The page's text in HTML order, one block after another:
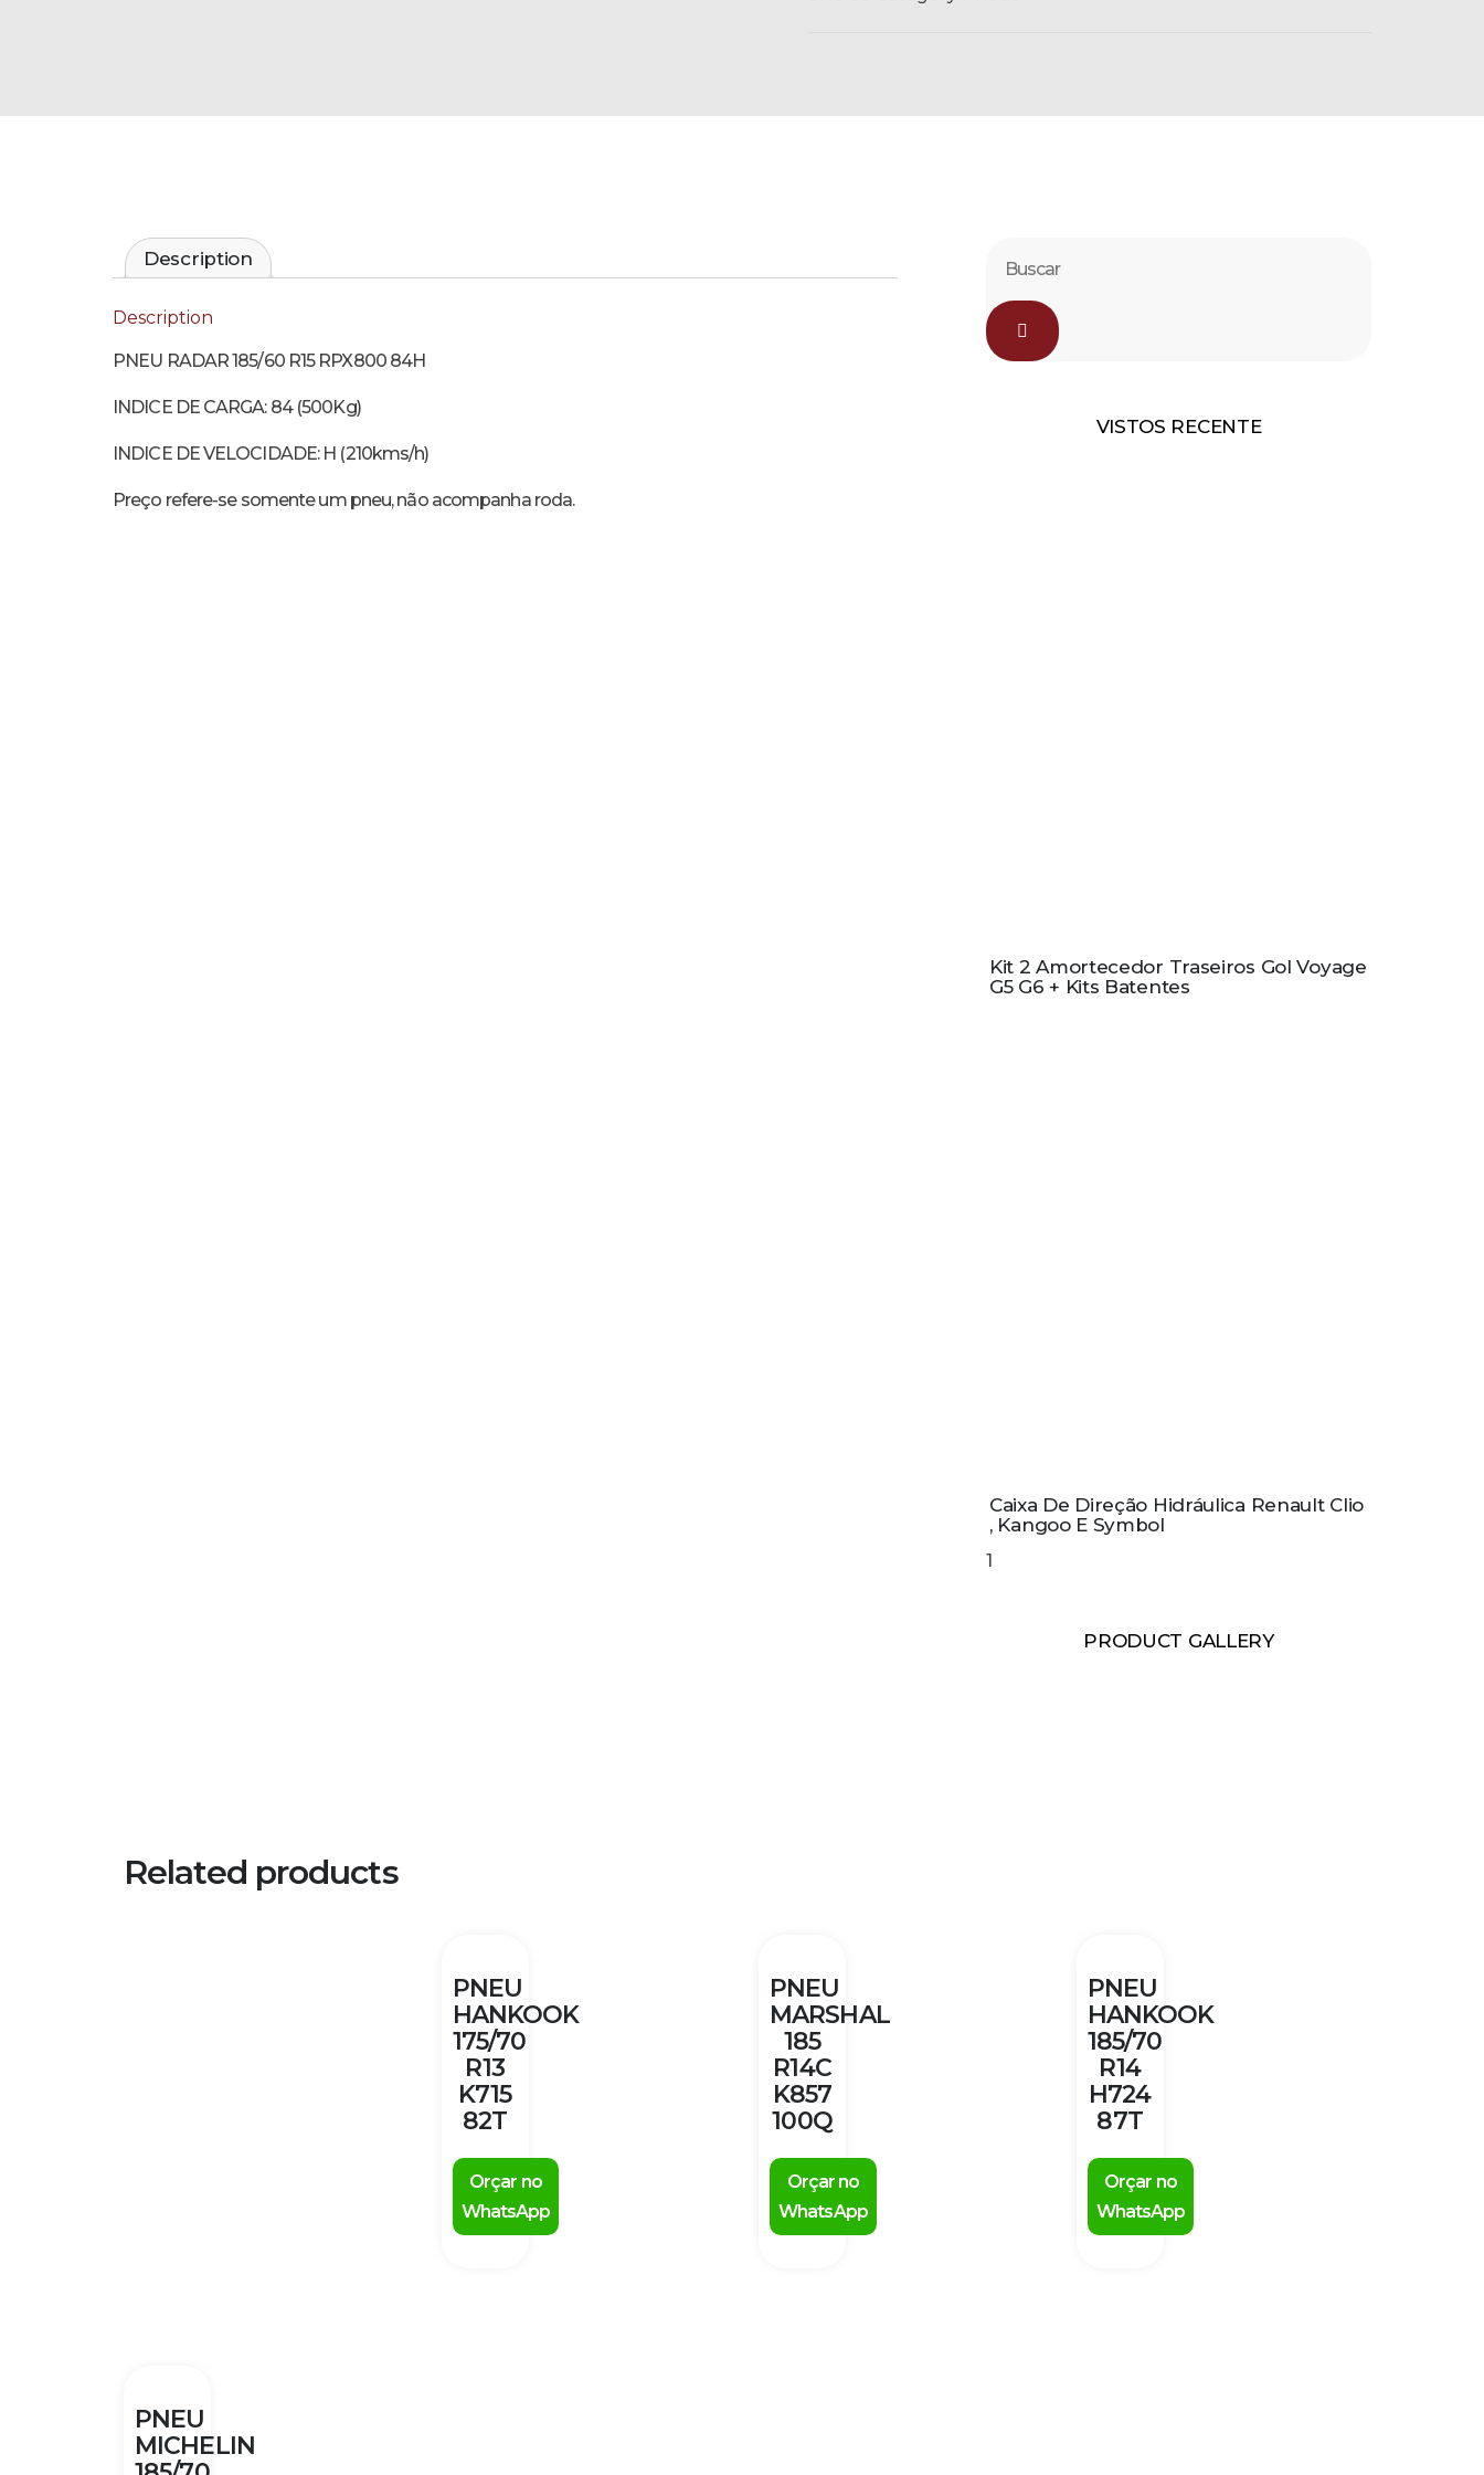
Description
Description
PNEU RADAR 185/60 R15 RPX800 84H
INDICE DE CARGA: 84 (500Kg)
INDICE DE VELOCIDADE: H (210kms/h)
Preço refere-se somente um pneu, não acompanha roda.
VISTOS RECENTE
Kit 2 Amortecedor Traseiros Gol Voyage
G5 G6 + Kits Batentes
Caixa De Direção Hidráulica Renault Clio
, Kangoo E Symbol
PRODUCT GALLERY
Related products
PNEU
HANKOOK
175/70
R13
K715
82T
Orçar no
WhatsApp
PNEU
MARSHAL
185
R14C
K857
100Q
Orçar no
WhatsApp
PNEU
HANKOOK
185/70
R14
H724
87T
Orçar no
WhatsApp
PNEU
MICHELIN